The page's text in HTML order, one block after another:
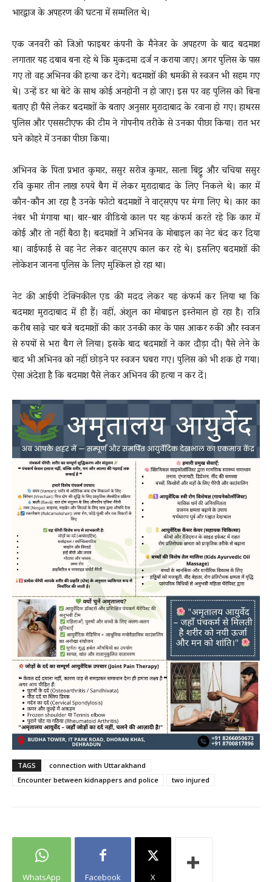
भारद्वाज के अपहरण की घटना में सम्मलित थे।
एक जनवरी को जिओ फाइबर कंपनी के मैनेजर के अपहरण के बाद बदमाश
लगातार यह दबाव बना रहे थे कि मुकदमा दर्ज न कराया जाए। अगर पुलिस के पास
गए तो वह अभिनव की हत्या कर देंगे। बदमाशों की धमकी से स्वजन भी सहम गए
थे। उन्हें डर था बेटे के साथ कोई अनहोनी न हो जाए। इस पर वह पुलिस को बिना
बताए ही पैसे लेकर बदमाशों के बताए अनुसार मुरादाबाद के रवाना हो गए। हाथरस
पुलिस और एससटीएफ की टीम ने गोपनीय तरीके से उनका पीछा किया। रात भर
घने कोहरे में उनका पीछा किया।
अभिनव के पिता प्रभात कुमार, ससुर सरोज कुमार, साला बिट्टू और चचिया ससुर
रवि कुमार तीन लाख रुपये बैग में लेकर मुरादाबाद के लिए निकले थे। कार में
कौन-कौन आ रहा है उनके फोटो बदमाशों ने वाट्सएप पर मंगा लिए थे। कार का
नंबर भी मंगाया था। बार-बार वीडियो काल पर यह कंफर्म करते रहे कि कार में
कोई और तो नहीं बैठा है। बदमाशों ने अभिनव के मोबाइल का नेट बंद कर दिया
था। वाईफाई से वह नेट लेकर वाट्सएप काल कर रहे थे। इसलिए बदमाशों की
लोकेशन जानना पुलिस के लिए मुश्किल हो रहा था।
नेट की आईपी टेक्निकील एड की मदद लेकर यह कंफर्म कर लिया था कि
बदमाश मुरादाबाद में ही हैं। वहीं, अंशुल का मोबाइल इस्तेमाल हो रहा है। रात्रि
करीब साढ़े चार बजे बदमाशों की कार उनकी कार के पास आकर रुकी और स्वजन
से रुपयों से भरा बैग ले लिया। इसके बाद बदमाशों ने कार दौड़ा दी। पैसे लेने के
बाद भी अभिनव को नहीं छोड़ने पर स्वजन घबरा गए। पुलिस को भी शक हो गया।
ऐसा अंदेशा है कि बदमाश पैसे लेकर अभिनव की हत्या न कर दें।
TAGS
connection with Uttarakhand
Encounter between kidnappers and police
two injured
WhatsApp Facebook X